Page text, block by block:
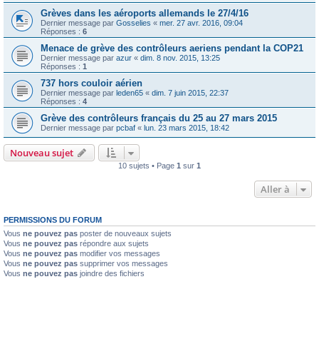
Grèves dans les aéroports allemands le 27/4/16
Dernier message par Gosselies « mer. 27 avr. 2016, 09:04
Réponses : 6
Menace de grève des contrôleurs aeriens pendant la COP21
Dernier message par azur « dim. 8 nov. 2015, 13:25
Réponses : 1
737 hors couloir aérien
Dernier message par leden65 « dim. 7 juin 2015, 22:37
Réponses : 4
Grève des contrôleurs français du 25 au 27 mars 2015
Dernier message par pcbaf « lun. 23 mars 2015, 18:42
Nouveau sujet
10 sujets • Page 1 sur 1
Aller à
PERMISSIONS DU FORUM
Vous ne pouvez pas poster de nouveaux sujets
Vous ne pouvez pas répondre aux sujets
Vous ne pouvez pas modifier vos messages
Vous ne pouvez pas supprimer vos messages
Vous ne pouvez pas joindre des fichiers